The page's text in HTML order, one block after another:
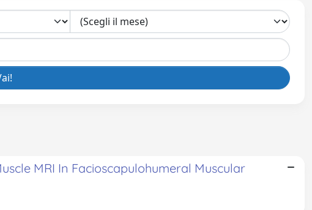
MRI In Facioscapulohumeral Muscular